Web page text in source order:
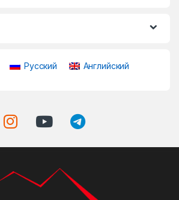
Русский Английский